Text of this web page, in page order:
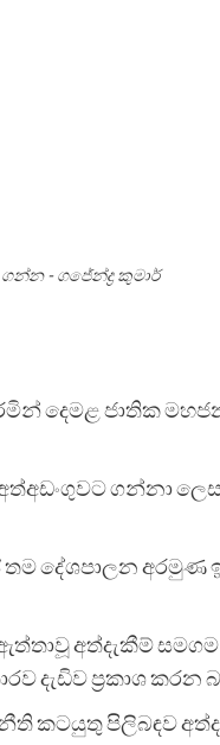
- ගජේන්ද්‍ර කුමාර්
දෙමළ ජාතික
ගන්නා
දේශපාලන අරමුණ
අත්දැකීම් සමගම
ප්‍රකාශ කරන
කටයුතු පිලිබඳව